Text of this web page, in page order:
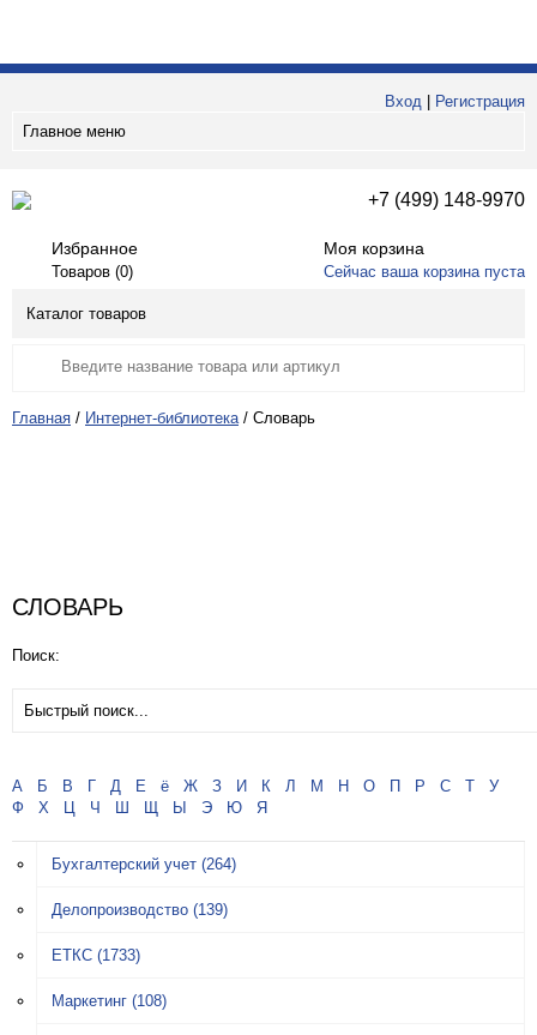
Вход
Регистрация
Главное меню
+7 (499) 148-9970
Избранное
Товаров (0)
Моя корзина
Сейчас ваша корзина пуста
Каталог товаров
Главная / Интернет-библиотека / Словарь
СЛОВАРЬ
Поиск:
А Б В Г Д Е ё Ж З И К Л М Н О П Р С Т
У
Ф
Х Ц Ч Ш Щ Ы Э Ю Я
Бухгалтерский учет (264)
Делопроизводство (139)
ЕТКС (1733)
Маркетинг (108)